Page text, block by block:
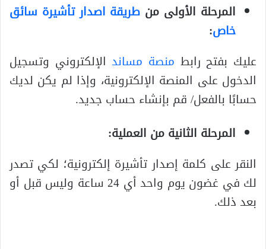
المرحلة الأولى من طريقة اصدار تأشيرة سائق
خاص:
عليك بفتح رابط منصة مساندالإلكتروني وتسجيل
الدخول على المنصة الإلكترونية، وإذا لم يكن لديك
حسابًا بالفعل/ قم بإنشاء حساب جديد.
المرحلة الثانية من العملية:
النقر على كلمة إصدار تأشيرة إلكترونية؛ لكي تصدر
لك في غضون يوم واحد أي 24 ساعة وليس قبل أو
بعد ذلك.